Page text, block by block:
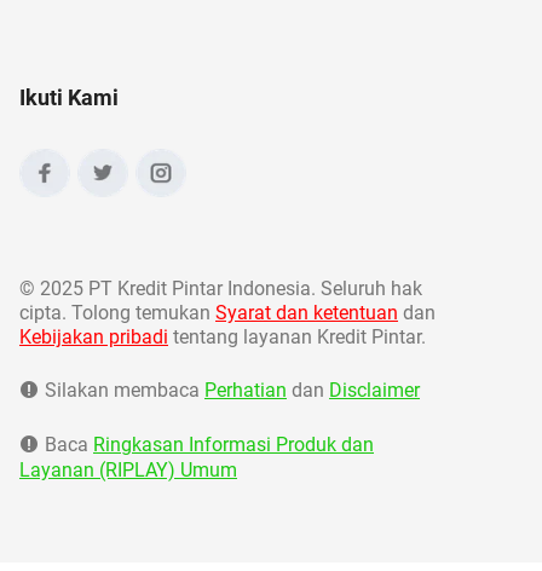
Ikuti Kami
© 2025 PT Kredit Pintar Indonesia. Seluruh hak
cipta. Tolong temukan Syarat dan ketentuan dan
Kebijakan pribadi tentang layanan Kredit Pintar.
Silakan membaca Perhatian dan Disclaimer
Baca Ringkasan Informasi Produk dan
Layanan (RIPLAY) Umum